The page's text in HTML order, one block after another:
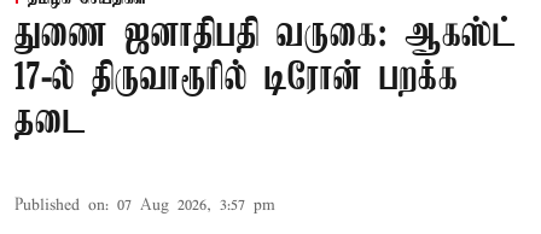
துணை ஜனாதிபதி வருகை: ஆகஸ்ட்
17-ல் திருவாரூரில் டிரோன் பறக்க
தடை
Published on: 07 Aug 2026, 3:57 pm